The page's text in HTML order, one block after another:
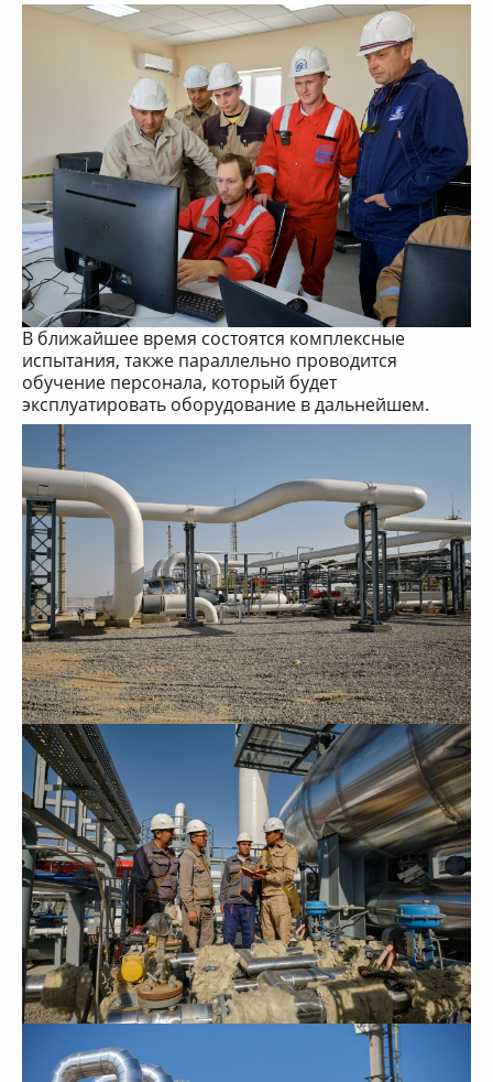
В ближайшее время состоятся комплексные
испытания, также параллельно проводится
обучение персонала, который будет
эксплуатировать оборудование в дальнейшем.